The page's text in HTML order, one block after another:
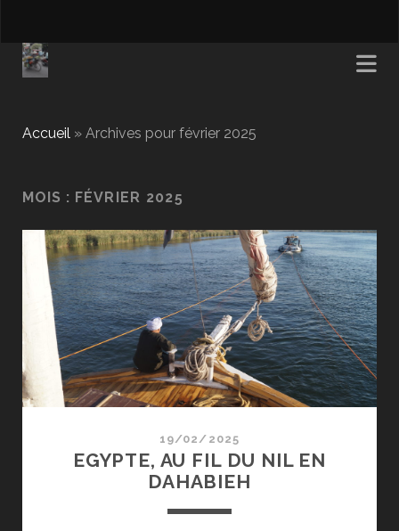
Accueil» Archives pour février 2025
MOIS : FÉVRIER 2025
19/02/2025
EGYPTE, AU FIL DU NIL EN
DAHABIEH